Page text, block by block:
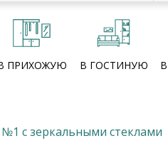
ПРИХОЖУЮ В ГОСТИНУЮ
с зеркальными стеклами